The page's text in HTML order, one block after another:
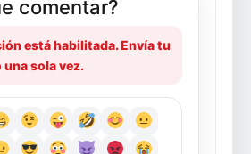
comentar?
está habilitada. Envía tu
sola vez.